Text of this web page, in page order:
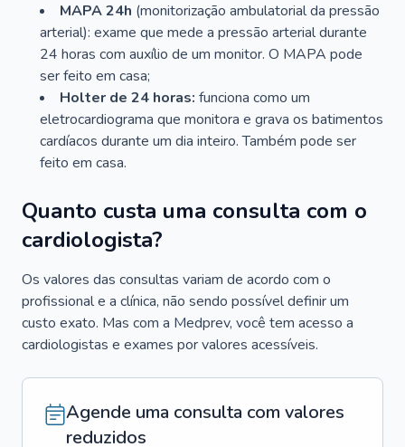
MAPA 24h (monitorização ambulatorial da pressão
arterial): exame que mede a pressão arterial durante
24 horas com auxílio de um monitor. O MAPA pode
ser feito em casa;
Holter de 24 horas: funciona como um
eletrocardiograma que monitora e grava os batimentos
cardíacos durante um dia inteiro. Também pode ser
feito em casa.
Quanto custa uma consulta com o
cardiologista?
Os valores das consultas variam de acordo com o
profissional e a clínica, não sendo possível definir um
custo exato. Mas com a Medprev, você tem acesso a
cardiologistas e exames por valores acessíveis.
Agende uma consulta com valores
reduzidos